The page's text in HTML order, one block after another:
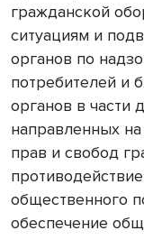
гражданской
ситуациям и
органов по
потребителей и
органов в части
направленных
прав и свобод
общественного
обеспечение